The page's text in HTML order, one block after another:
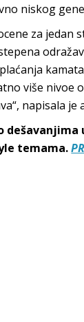
niskog
za jedan
više nivoe
napisala je
dešavanjima
temama.